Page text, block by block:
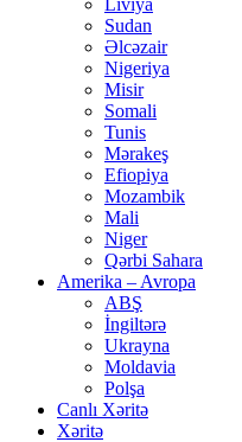
Liviya
Sudan
Əlcəzair
Nigeriya
Misir
Somali
Tunis
Mərakeş
Efiopiya
Mozambik
Mali
Niger
Qərbi Sahara
Amerika – Avropa
ABŞ
İngiltərə
Ukrayna
Moldavia
Polşa
Canlı Xəritə
Xəritə